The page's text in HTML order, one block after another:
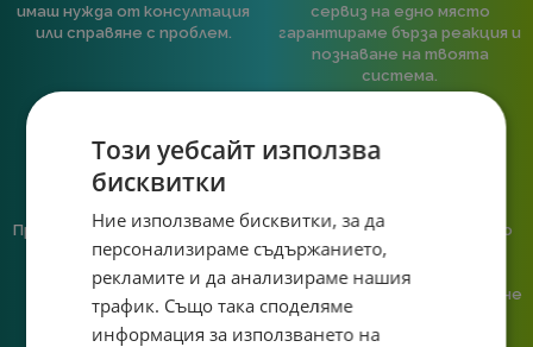
имаш нужда от консултация
или справяне с проблем.
сервиз на едно място
гарантираме бърза реакция и
познаване на твоята
система.
Предлагаме различни методи
на плащане, включително
възможност за плащане с
криптовалута.
Ние сме малък екип и точно
затова поемаме лична
отговорност за всяка
поръчка. Ако има проблем – не
го прехвърляме, а го
решаваме.
Този уебсайт използва
бисквитки
Ние използваме бисквитки, за да
персонализираме съдържанието,
рекламите и да анализираме нашия
трафик. Също така споделяме
информация за използването на